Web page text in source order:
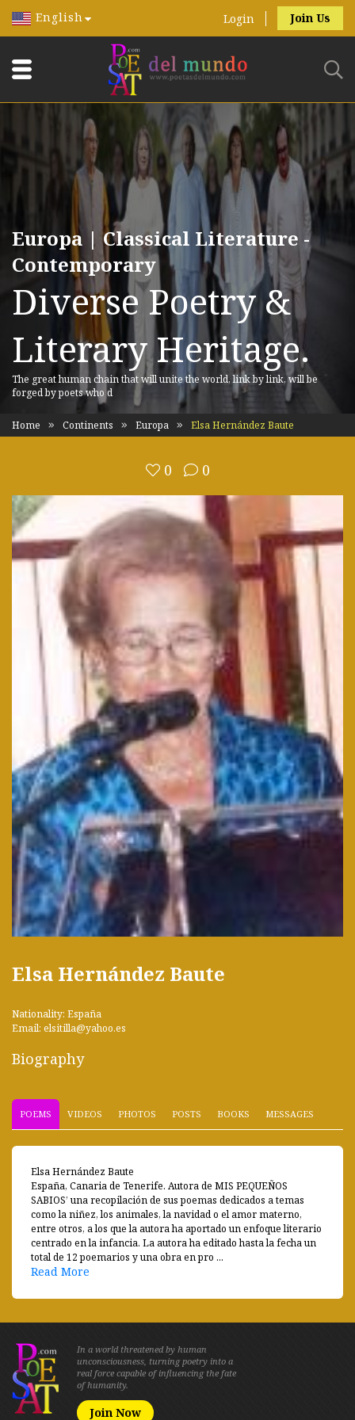
English Login Join Us
Europa | Classical Literature -
Contemporary
Diverse Poetry &
Literary Heritage.
The great human chain that will unite the world, link by link, will be
forged by poets who d
Home Continents Europa Elsa Hernández Baute
0 0
Elsa Hernández Baute
Nationality: España
Email: elsitilla@yahoo.es
Biography
POEMS VIDEOS PHOTOS POSTS BOOKS MESSAGES
Elsa Hernández Baute
España, Canaria de Tenerife. Autora de MIS PEQUEÑOS
SABIOS’ una recopilación de sus poemas dedicados a temas
como la niñez, los animales, la navidad o el amor materno,
entre otros, a los que la autora ha aportado un enfoque literario
centrado en la infancia. La autora ha editado hasta la fecha un
total de 12 poemarios y una obra en pro ...
Read More
In a world threatened by human
unconsciousness, turning poetry into a
real force capable of influencing the fate
of humanity.
Join Now